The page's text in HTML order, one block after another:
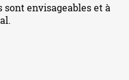
sont envisageables et à